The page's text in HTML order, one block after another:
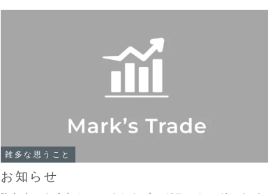
雑多な思うこと
お知らせ